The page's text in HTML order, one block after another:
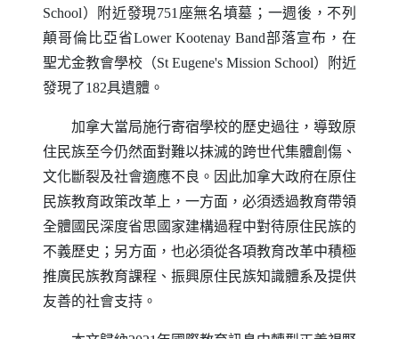
School）附近發現751座無名墳墓；一週後，不列
顛哥倫比亞省Lower Kootenay Band部落宣布，在
聖尤金教會學校（St Eugene's Mission School）附近
發現了182具遺體。
加拿大當局施行寄宿學校的歷史過往，導致原
住民族至今仍然面對難以抹滅的跨世代集體創傷、
文化斷裂及社會適應不良。因此加拿大政府在原住
民族教育政策改革上，一方面，必須透過教育帶領
全體國民深度省思國家建構過程中對待原住民族的
不義歷史；另方面，也必須從各項教育改革中積極
推廣民族教育課程、振興原住民族知識體系及提供
友善的社會支持。